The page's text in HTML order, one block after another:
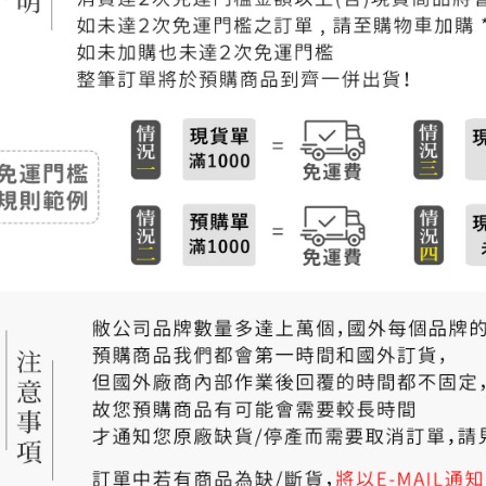
付款後門
免運費